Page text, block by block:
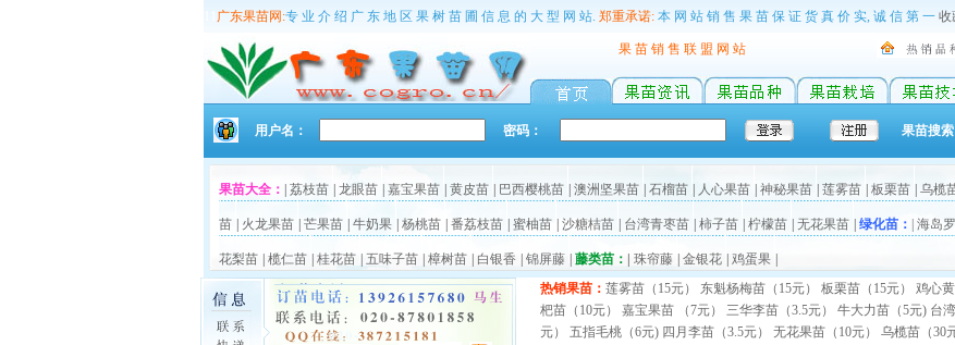
广东果苗网:专 业 介 绍 广 东 地 区 果 树 苗 圃 信 息 的 大 型 网 站. 郑重承诺: 本 网 站 销 售 果 苗 保 证 货 真 价 实, 诚 信 第 一 收
果 苗 销 售 联 盟 网 站
用户名： 密码： 果苗搜索
果苗大全： 荔枝苗 龙眼苗 嘉宝果苗 黄皮苗 巴西樱桃苗 澳洲坚果苗 石榴苗 人心果苗 神秘果苗 莲雾苗 板栗苗 乌榄
苗 火龙果苗 芒果苗 牛奶果 杨桃苗 番荔枝苗 蜜柚苗 沙糖桔苗 台湾青枣苗 柿子苗 柠檬苗 无花果苗 绿化苗： 海岛
花梨苗 榄仁苗 桂花苗 五味子苗 樟树苗 白银香 锦屏藤 藤类苗： 珠帘藤 金银花 鸡蛋果
热销果苗： 莲雾苗（15元） 东魁杨梅苗（15元） 板栗苗（15元） 鸡心
杷苗（10元） 嘉宝果苗 （7元） 三华李苗（3.5元） 牛大力苗（5元) 台
元） 五指毛桃（6元) 四月李苗（3.5元） 无花果苗（10元） 乌榄苗（30